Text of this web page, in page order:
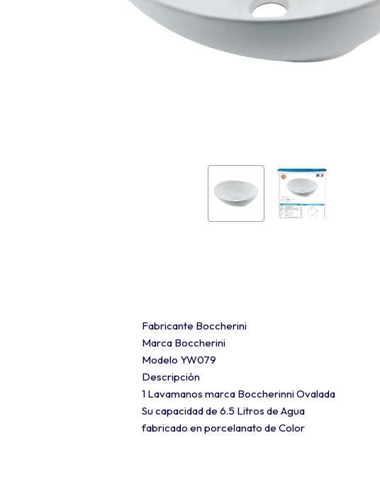
Fabricante Boccherini
Marca Boccherini
Modelo YW079
Descripción
1 Lavamanos marca Boccherinni Ovalada
Su capacidad de 6.5 Litros de Agua
fabricado en porcelanato de Color